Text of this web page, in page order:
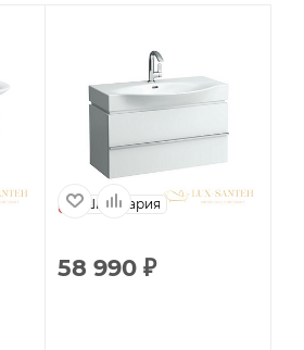
Швейцария
58 990 ₽